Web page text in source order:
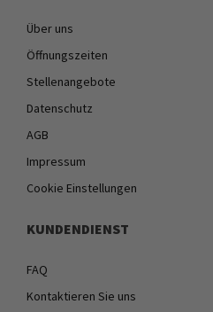
Über uns
Öffnungszeiten
Stellenangebote
Datenschutz
AGB
Impressum
Cookie Einstellungen
KUNDENDIENST
FAQ
Kontaktieren Sie uns